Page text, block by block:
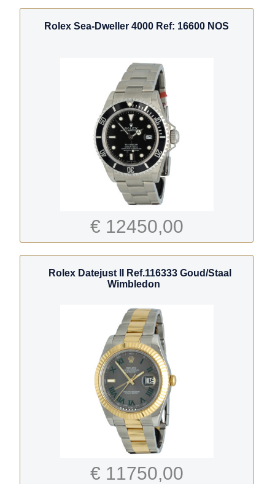
Rolex Sea-Dweller 4000 Ref: 16600 NOS
€ 12450,00
Rolex Datejust II Ref.116333 Goud/Staal
Wimbledon
€ 11750,00